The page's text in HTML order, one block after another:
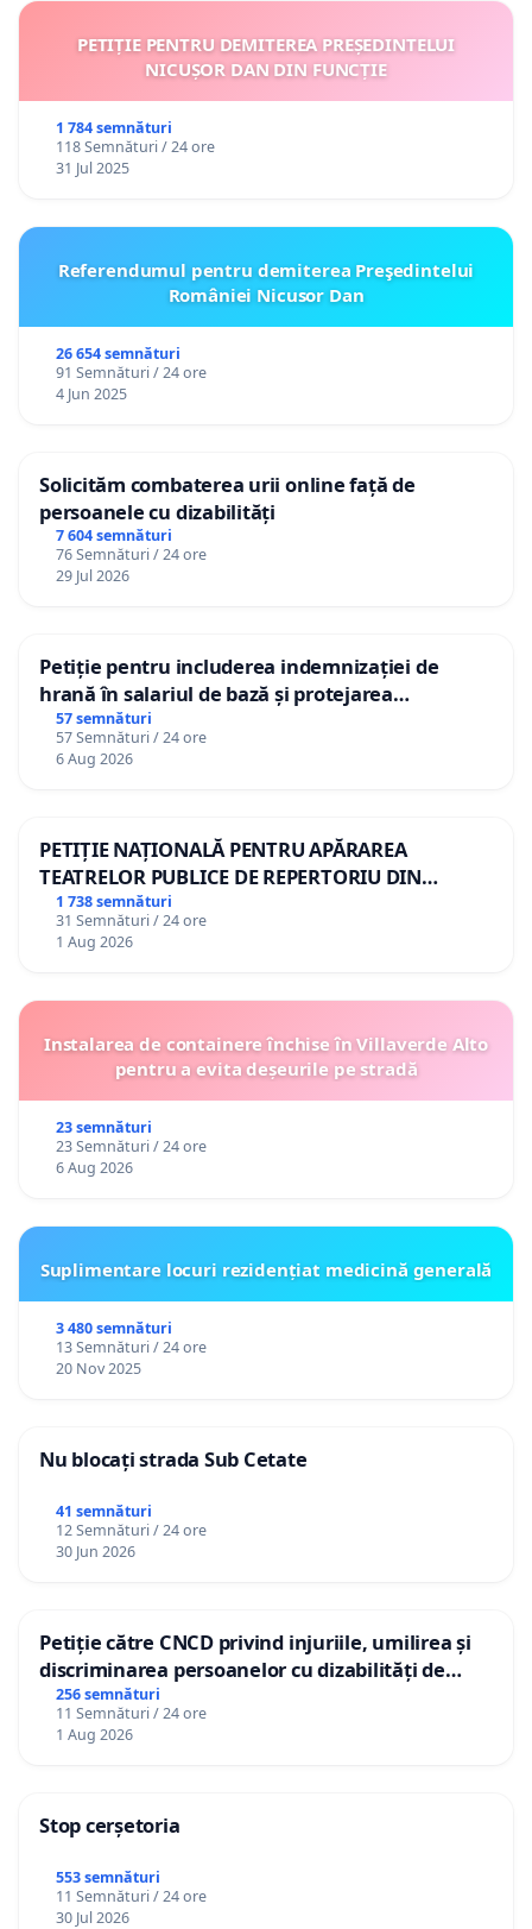
PETIȚIE PENTRU DEMITEREA PREȘEDINTELUI
NICUȘOR DAN DIN FUNCȚIE
1 784 semnături
118 Semnături / 24 ore
31 Jul 2025
Referendumul pentru demiterea Preşedintelui
României Nicusor Dan
26 654 semnături
91 Semnături / 24 ore
4 Jun 2025
Solicităm combaterea urii online față de
persoanele cu dizabilități
7 604 semnături
76 Semnături / 24 ore
29 Jul 2026
Petiție pentru includerea indemnizației de
hrană în salariul de bază și protejarea
gradațiilor de vechime pentru asistenții
personali
57 semnături
57 Semnături / 24 ore
6 Aug 2026
PETIȚIE NAȚIONALĂ PENTRU APĂRAREA
TEATRELOR PUBLICE DE REPERTORIU DIN
ROMÂNIA
1 738 semnături
31 Semnături / 24 ore
1 Aug 2026
Instalarea de containere închise în Villaverde Alto
pentru a evita deșeurile pe stradă
23 semnături
23 Semnături / 24 ore
6 Aug 2026
Suplimentare locuri rezidențiat medicină generală
3 480 semnături
13 Semnături / 24 ore
20 Nov 2025
Nu blocați strada Sub Cetate
41 semnături
12 Semnături / 24 ore
30 Jun 2026
Petiție către CNCD privind injuriile, umilirea și
discriminarea persoanelor cu dizabilități de
către utilizatorul TikTok „Gorici”
256 semnături
11 Semnături / 24 ore
1 Aug 2026
Stop cerșetoria
553 semnături
11 Semnături / 24 ore
30 Jul 2026